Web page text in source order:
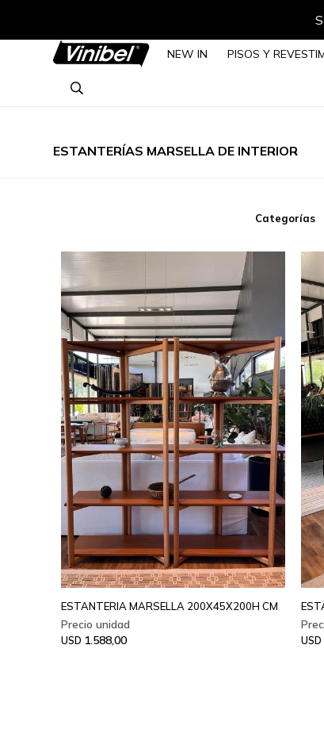
NEW IN PISOS Y
ESTANTERÍAS MARSELLA DE INTERIOR
ESTANTERIA MARSELLA 200X45X200H CM
USD 1.588,00 USD
Categorías